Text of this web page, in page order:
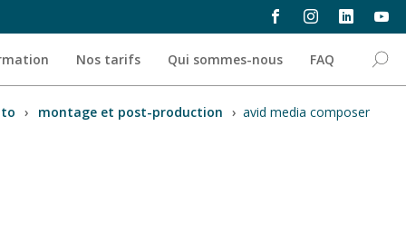
Nos tarifs Qui sommes-nous FAQ
› montage et post-production › avid media composer